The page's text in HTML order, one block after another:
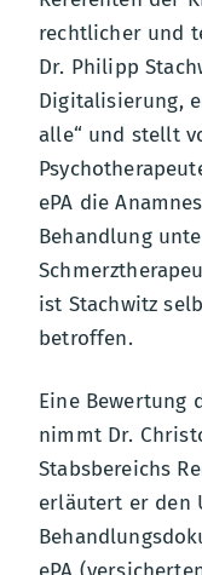
rechtlicher und
Dr. Philipp
Digitalisierung,
alle“ und stellt
ePA die
Behandlung
ist Stachwitz
betroffen.
Eine Bewertung
nimmt Dr.
Stabsbereichs
erläutert er den